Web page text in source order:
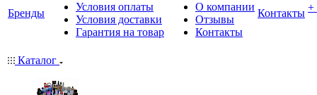
Бренды
Условия оплаты
Условия доставки
Гарантия на товар
О компании
Отзывы
Контакты
Контакты
Каталог